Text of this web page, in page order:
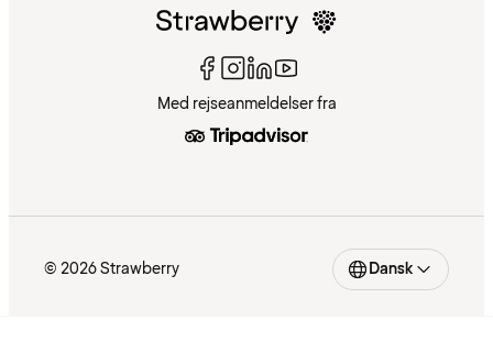
Med rejseanmeldelser fra
© 2026 Strawberry Dansk